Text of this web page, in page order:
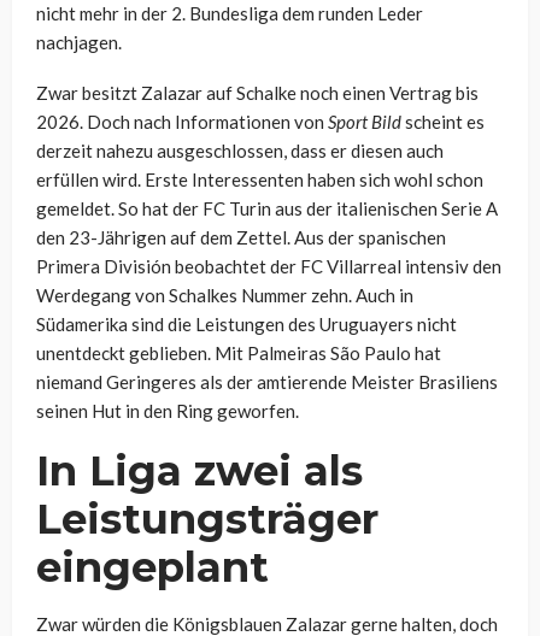
nicht mehr in der 2. Bundesliga dem runden Leder
nachjagen.
Zwar besitzt Zalazar auf Schalke noch einen Vertrag bis
2026. Doch nach Informationen von Sport Bildscheint es
derzeit nahezu ausgeschlossen, dass er diesen auch
erfüllen wird. Erste Interessenten haben sich wohl schon
gemeldet. So hat der FC Turin aus der italienischen Serie A
den 23-Jährigen auf dem Zettel. Aus der spanischen
Primera División beobachtet der FC Villarreal intensiv den
Werdegang von Schalkes Nummer zehn. Auch in
Südamerika sind die Leistungen des Uruguayers nicht
unentdeckt geblieben. Mit Palmeiras São Paulo hat
niemand Geringeres als der amtierende Meister Brasiliens
seinen Hut in den Ring geworfen.
In Liga zwei als
Leistungsträger
eingeplant
Zwar würden die Königsblauen Zalazar gerne halten, doch